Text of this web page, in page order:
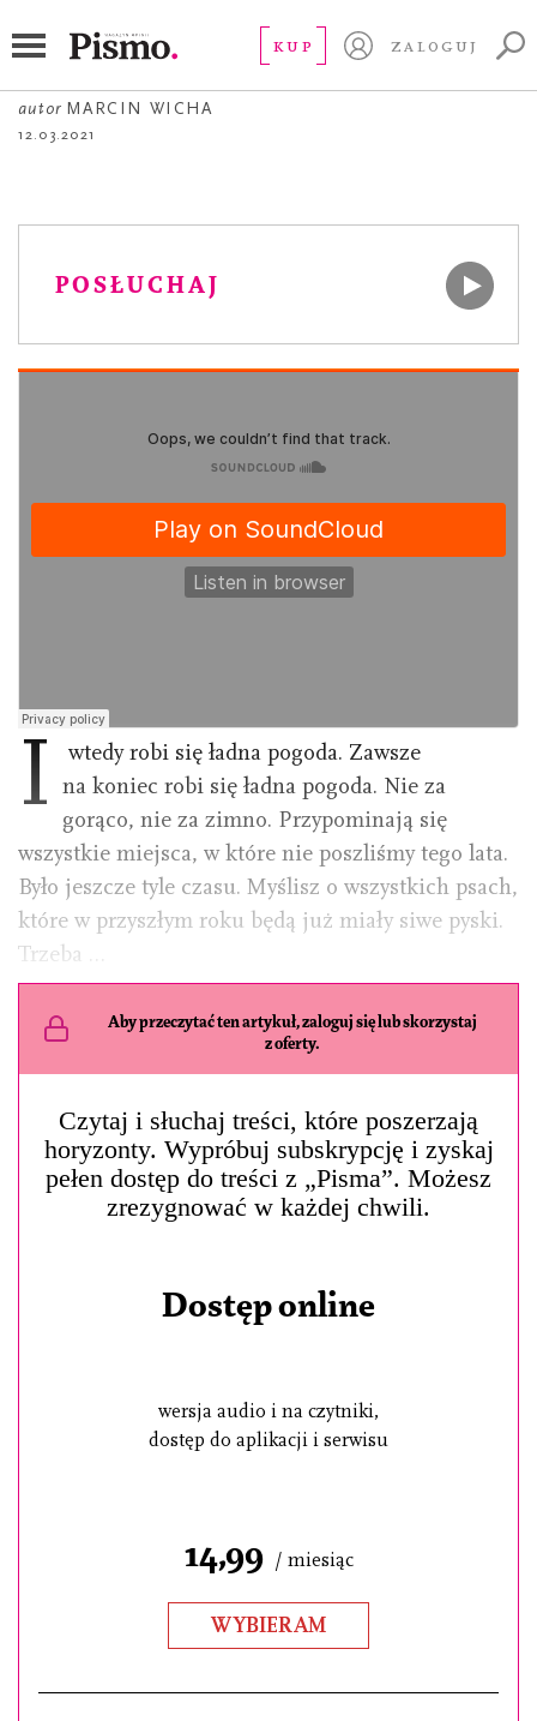
KUP ZALOGUJ
Pociąg
autor MARCIN WICHA
12.03.2021
POSŁUCHAJ
I
wtedy robi się ładna pogoda. Zawsze
na koniec robi się ładna pogoda. Nie za
gorąco, nie za zimno. Przypominają się
wszystkie miejsca, w które nie poszliśmy tego lata.
Było jeszcze tyle czasu. Myślisz o wszystkich psach,
które w przyszłym roku będą już miały siwe pyski.
Trzeba …
Aby przeczytać ten artykuł, zaloguj się lub skorzystaj
z oferty.
Czytaj i słuchaj treści, które poszerzają
horyzonty. Wypróbuj subskrypcję i zyskaj
pełen dostęp do treści z „Pisma”. Możesz
zrezygnować w każdej chwili.
Dostęp online
wersja audio i na czytniki,
dostęp do aplikacji i serwisu
14,99 / miesiąc
WYBIERAM